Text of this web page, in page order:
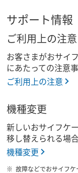
サポート情報
ご利用上の注意
お客さまがおサイ
にあたっての注意
ご利用上の注意
機種変更
新しいおサイフケ
移し替えられる場
機種変更
故障などでおサイフ